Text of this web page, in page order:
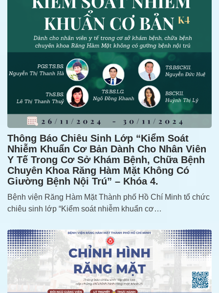
Thông Báo Chiêu Sinh Lớp “Kiểm Soát
Nhiễm Khuẩn Cơ Bản Dành Cho Nhân Viên
Y Tế Trong Cơ Sở Khám Bệnh, Chữa Bệnh
Chuyên Khoa Răng Hàm Mặt Không Có
Giường Bệnh Nội Trú” – Khóa 4.
Bệnh viện Răng Hàm Mặt Thành phố Hồ Chí Minh tổ chức
chiêu sinh lớp “Kiểm soát nhiễm khuẩn cơ…